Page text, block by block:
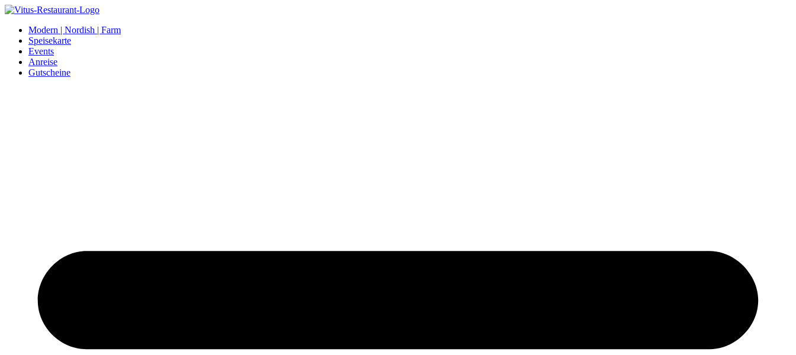
Modern | Nordish | Farm
Speisekarte
Events
Anreise
Gutscheine